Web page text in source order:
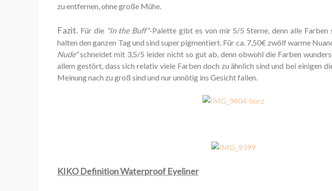
zu entfernen, ohne große Mühe.
Fazit. Für die "In the Buff"-Palette gibt es von mir 5/5 Sterne, denn alle Farben
halten den ganzen Tag und sind super pigmentiert. Für ca. 7,50€ zwölf warme
Nude"schneidet mit 3,5/5 leider nicht so gut ab, denn obwohl die Farben
allem gestört, dass sich relativ viele Farben doch zu ähnlich sind und bei einigen
Meinung nach zu groß sind und nur unnötig ins Gesicht fallen.
KIKO Definition Waterproof Eyeliner